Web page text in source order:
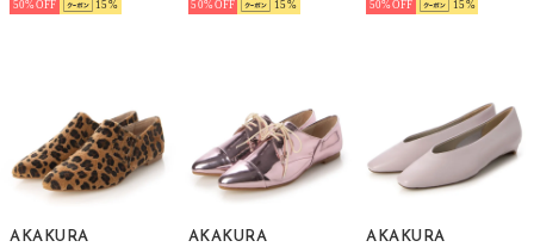
50% 15 50% 15 50% 15
AKAKURA AKAKURA AKAKURA